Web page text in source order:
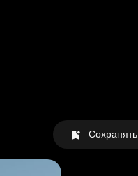
Сохранять